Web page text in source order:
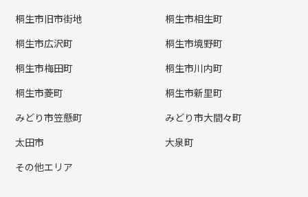
桐生市旧市街地
桐生市相生町
桐生市広沢町
桐生市境野町
桐生市梅田町
桐生市川内町
桐生市菱町
桐生市新里町
みどり市笠懸町
みどり市大間々町
太田市
大泉町
その他エリア